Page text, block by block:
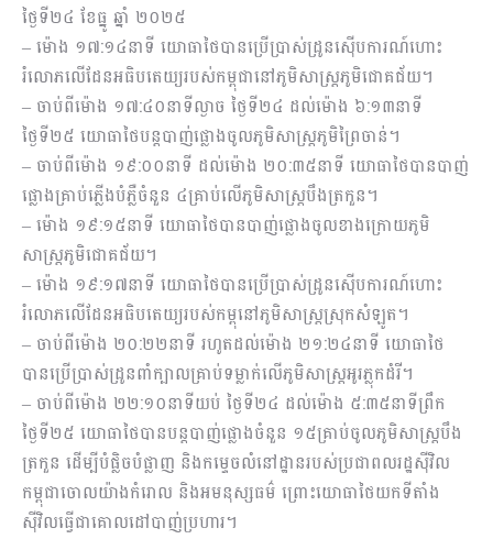
ថ្ងៃទី២៤ ខែធ្នូ ឆ្នាំ ២០២៥
– ម៉ោង ១៧:១៤នាទី យោធាថៃបានប្រើប្រាស់ដ្រូនស៊ើបការណ៍ហោះ
រំលោភលើដែនអធិបតេយ្យរបស់កម្ពុជានៅភូមិសាស្រ្តភូមិជោគជ័យ។
– ចាប់ពីម៉ោង ១៧:៤០នាទីល្ងាច ថ្ងៃទី២៤ ដល់ម៉ោង ៦:១៣នាទី
ថ្ងៃទី២៥ យោធាថៃបន្តបាញ់ផ្លោងចូលភូមិសាស្រ្តភូមិព្រៃចាន់។
– ចាប់ពីម៉ោង ១៩:០០នាទី ដល់ម៉ោង ២០:៣៥នាទី យោធាថៃបានបាញ់
ផ្លោងគ្រាប់ភ្លើងបំភ្លឺចំនួន ៤គ្រាប់លើភូមិសាស្ត្របឹងត្រកួន។
– ម៉ោង ១៩:១៥នាទី យោធាថៃបានបាញ់ផ្លោងចូលខាងក្រោយភូមិ
សាស្រ្តភូមិជោគជ័យ។
– ម៉ោង ១៩:១៧នាទី យោធាថៃបានប្រើប្រាស់ដ្រូនស៊ើបការណ៍ហោះ
រំលោភលើដែនអធិបតេយ្យរបស់កម្ពុនៅភូមិសាស្ត្រស្រុកសំឡូត។
– ចាប់ពីម៉ោង ២០:២២នាទី រហូតដល់ម៉ោង ២១:២៤នាទី យោធាថៃ
បានប្រើប្រាស់ដ្រូនពាំក្បាលគ្រាប់ទម្លាក់លើភូមិសាស្ត្រអូរភ្លុកដំរី។
– ចាប់ពីម៉ោង ២២:១០នាទីយប់ ថ្ងៃទី២៤ ដល់ម៉ោង ៥:៣៥នាទីព្រឹក
ថ្ងៃទី២៥ យោធាថៃបានបន្តបាញ់ផ្លោងចំនួន ១៥គ្រាប់ចូលភូមិសាស្ត្របឹង
ត្រកួន ដើម្បីបំផ្លិចបំផ្លាញ និងកម្ទេចលំនៅដ្ឋានរបស់ប្រជាពលរដ្ឋស៊ីវិល
កម្ពុជាចោលយ៉ាងកំរោល និងអមនុស្សធម៌ ព្រោះយោធាថៃយកទីតាំង
ស៊ីវិលធ្វើជាគោលដៅបាញ់ប្រហារ។